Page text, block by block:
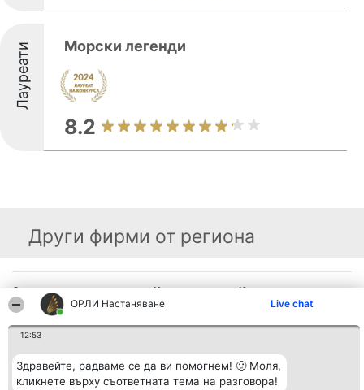
ОРЛИ Настаняване Live chat
12:53
Здравейте, радваме се да ви помогнем! 🙂 Моля,
кликнете върху съответната тема на разговора!
Лауреати Морски легенди
8.2
Други фирми от региона
Организатор на
класиране
Beautiful Company S.R.L.
BulevardulAleea Timișul De
Sus Nr. 2, Bl. A30, Sc. A, Et.
București 53-238
CUI 36737675
Класация
Победители
всички
Статут/Устав
поверителност
Контакти
Контакти